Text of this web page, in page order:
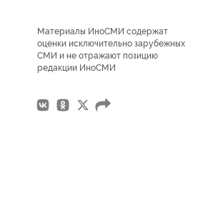
Материалы ИноСМИ содержат
оценки исключительно зарубежных
СМИ и не отражают позицию
редакции ИноСМИ